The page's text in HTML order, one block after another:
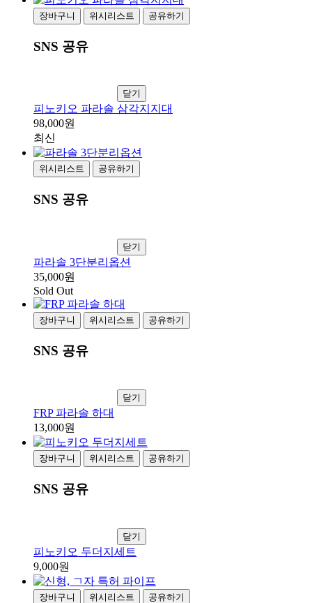
장바구니 위시리스트 공유하기
SNS 공유
닫기
피노키오 파라솔 삼각지지대
98,000원
최신
위시리스트 공유하기
SNS 공유
닫기
파라솔 3단분리옵션
35,000원
Sold Out
장바구니 위시리스트 공유하기
SNS 공유
닫기
FRP 파라솔 하대
13,000원
장바구니 위시리스트 공유하기
SNS 공유
닫기
피노키오 두더지세트
9,000원
장바구니 위시리스트 공유하기